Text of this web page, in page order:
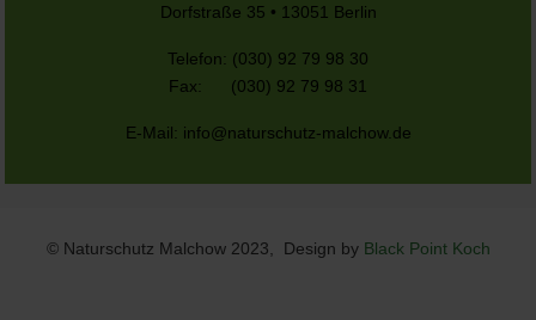
Dorfstraße 35 • 13051 Berlin
Telefon: (030) 92 79 98 30
Fax: (030) 92 79 98 31
E-Mail: info@naturschutz-malchow.de
© Naturschutz Malchow 2023, Design by Black Point Koch